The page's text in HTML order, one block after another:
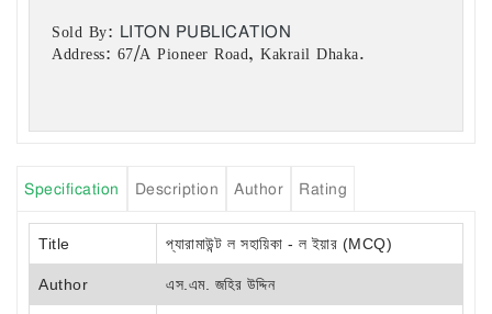
Sold By: LITON PUBLICATION
Address: 67/A Pioneer Road, Kakrail Dhaka.
Specification Description Author Rating
Title প্যারামাউন্ট ল সহায়িকা - ল ইয়ার (MCQ)
Author এস.এম. জহির উদ্দিন